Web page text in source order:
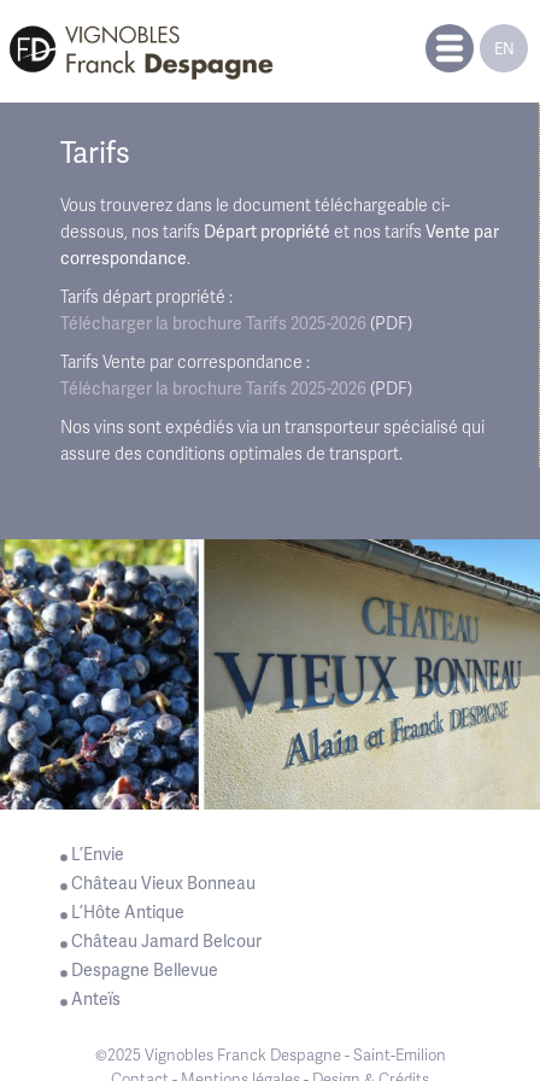
EN
Tarifs
Vous trouverez dans le document téléchargeable ci-
dessous, nos tarifs Départ propriété et nos tarifs Vente par
correspondance.
Tarifs départ propriété :
Télécharger la brochure Tarifs 2025-2026 (PDF)
Tarifs Vente par correspondance :
Télécharger la brochure Tarifs 2025-2026 (PDF)
Nos vins sont expédiés via un transporteur spécialisé qui
assure des conditions optimales de transport.
L’Envie
Château Vieux Bonneau
L’Hôte Antique
Château Jamard Belcour
Despagne Bellevue
Anteïs
©2025 Vignobles Franck Despagne - Saint-Emilion